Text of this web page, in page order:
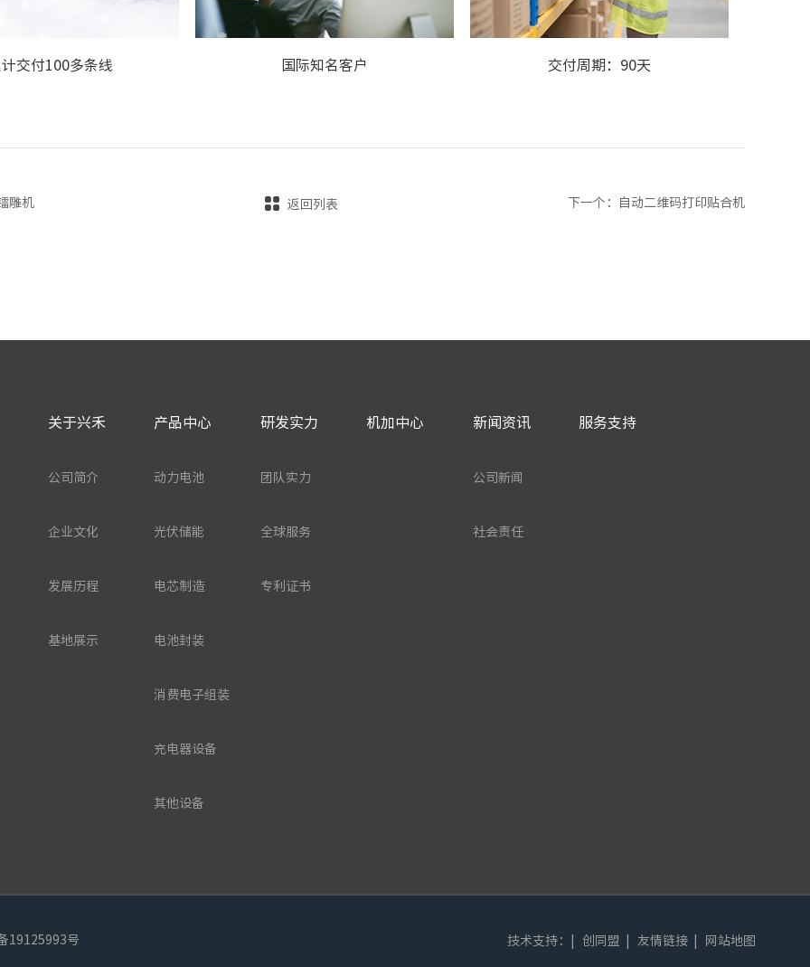
交付100多条线 国际知名客户 交付周期：90天
雕机 返回列表 下一个 ：自动二维码打印贴合机
关于兴禾
公司简介
企业文化
发展历程
基地展示
产品中心
动力电池
光伏储能
电芯制造
电池封装
消费电子组装
充电器设备
其他设备
研发实力
团队实力
全球服务
专利证书
机加中心 新闻资讯
公司新闻
社会责任
服务支持
19125993号 技术支持：| 创同盟 | 友情链接 | 网站地图